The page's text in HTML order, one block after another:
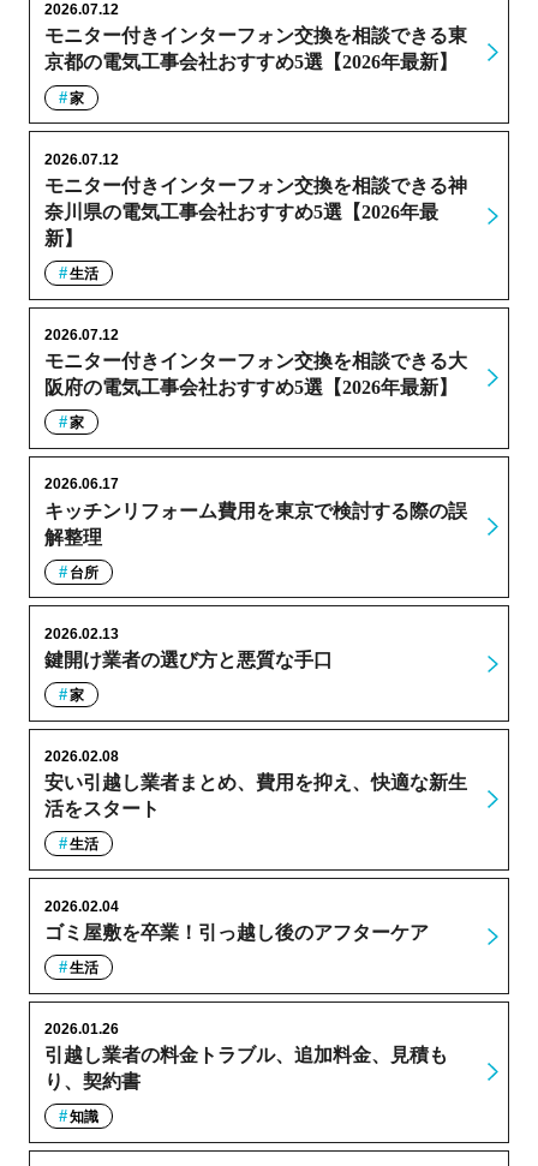
モニター付きインターフォン交換を相談できる東
京都の電気工事会社おすすめ5選【2026年最新】
2026.07.12
家
モニター付きインターフォン交換を相談できる神
奈川県の電気工事会社おすすめ5選【2026年最
新】
2026.07.12
生活
モニター付きインターフォン交換を相談できる大
阪府の電気工事会社おすすめ5選【2026年最新】
2026.07.12
家
キッチンリフォーム費用を東京で検討する際の誤
解整理
2026.06.17
台所
鍵開け業者の選び方と悪質な手口
2026.02.13
家
安い引越し業者まとめ、費用を抑え、快適な新生
活をスタート
2026.02.08
生活
ゴミ屋敷を卒業！引っ越し後のアフターケア
2026.02.04
生活
引越し業者の料金トラブル、追加料金、見積も
り、契約書
2026.01.26
知識